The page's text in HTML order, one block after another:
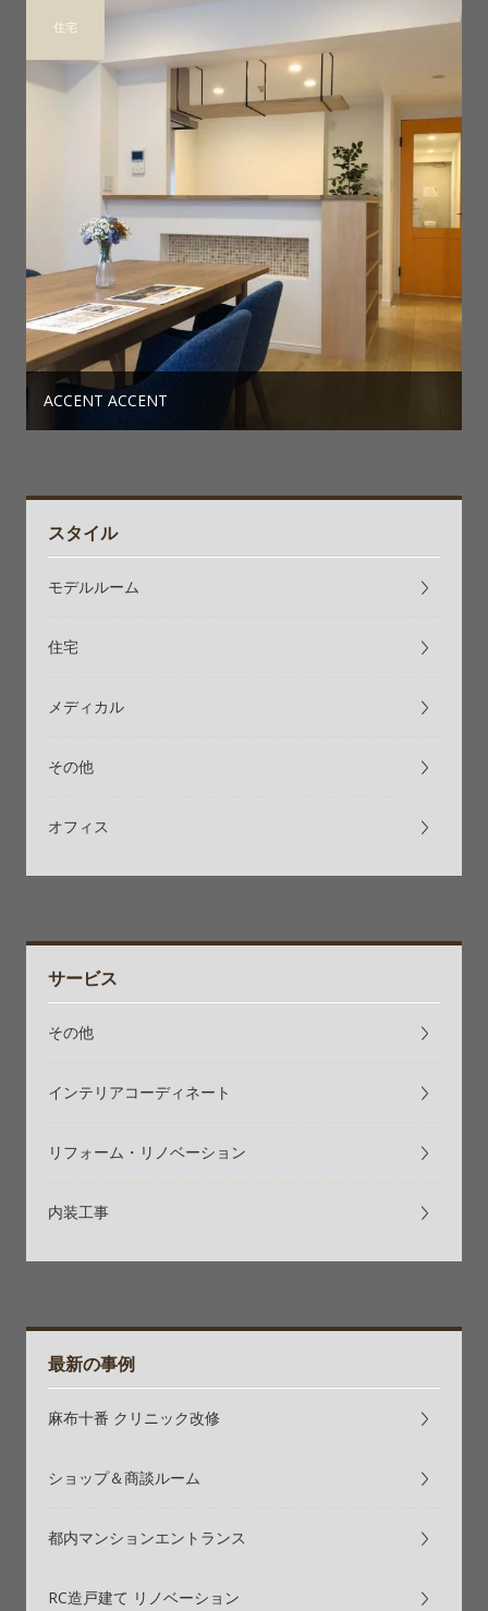
ACCENT ACCENT
住宅
スタイル
モデルルーム
住宅
メディカル
その他
オフィス
サービス
その他
インテリアコーディネート
リフォーム・リノベーション
内装工事
最新の事例
麻布十番 クリニック改修
ショップ＆商談ルーム
都内マンションエントランス
RC造戸建て リノベーション